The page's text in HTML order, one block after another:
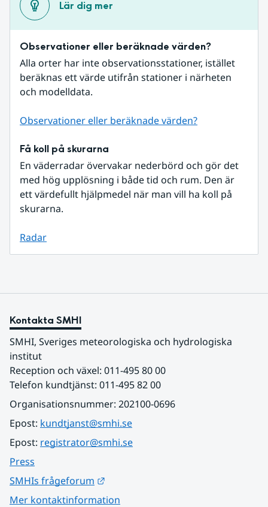
Lär dig mer
Observationer eller beräknade värden?
Alla orter har inte observationsstationer, istället
beräknas ett värde utifrån stationer i närheten
och modelldata.
Observationer eller beräknade värden?
Få koll på skurarna
En väderradar övervakar nederbörd och gör det
med hög upplösning i både tid och rum. Den är
ett värdefullt hjälpmedel när man vill ha koll på
skurarna.
Radar
Kontakta SMHI
SMHI, Sveriges meteorologiska och hydrologiska
institut
Reception och växel: 011-495 80 00
Telefon kundtjänst: 011-495 82 00
Organisationsnummer: 202100-0696
Epost: kundtjanst@smhi.se
Epost: registrator@smhi.se
Press
SMHIs frågeforum
Mer kontaktinformation